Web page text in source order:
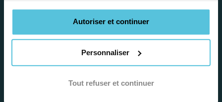
Autoriser et continuer
Personnaliser
Tout refuser et continuer
administratives